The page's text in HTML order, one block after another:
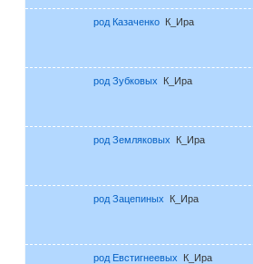
род Казаченко К_Ира
род Зубковых
К_Ира
род Земляковых
К_Ира
род Зацепиных
К_Ира
род Евстигнеевых
К_Ира